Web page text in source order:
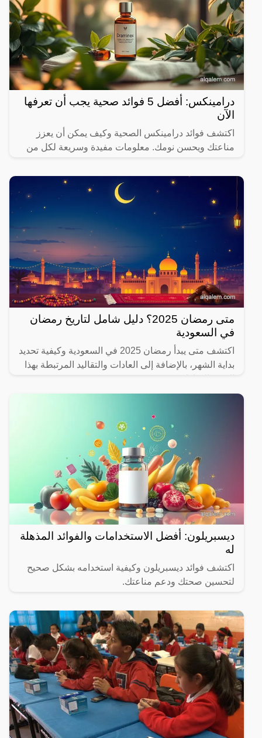
درامينكس: أفضل 5 فوائد صحية يجب أن تعرفها
الآن
اكتشف فوائد درامينكس الصحية وكيف يمكن أن يعزز
مناعتك ويحسن نومك. معلومات مفيدة وسريعة لكل من
متى رمضان 2025؟ دليل شامل لتاريخ رمضان
في السعودية
اكتشف متى يبدأ رمضان 2025 في السعودية وكيفية تحديد
بداية الشهر، بالإضافة إلى العادات والتقاليد المرتبطة بهذا
ديسبريلون: أفضل الاستخدامات والفوائد المذهلة
له
اكتشف فوائد ديسبريلون وكيفية استخدامه بشكل صحيح
لتحسين صحتك ودعم مناعتك.